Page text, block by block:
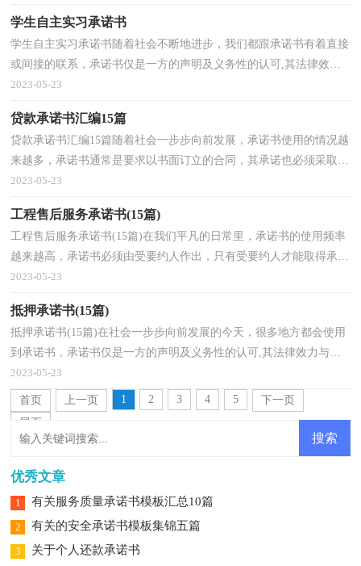
学生自主实习承诺书
学生自主实习承诺书随着社会不断地进步，我们都跟承诺书有着直接
或间接的联系，承诺书仅是一方的声明及义务性的认可,其法律效力
与合同是不同的。你知道承诺书怎样才能写的好吗？...
2023-05-23
贷款承诺书汇编15篇
贷款承诺书汇编15篇随着社会一步步向前发展，承诺书使用的情况越
来越多，承诺书通常是要求以书面订立的合同，其承诺也必须采取书
面形式。如何写一份恰当的承诺书呢？下面是小编为大...
2023-05-23
工程售后服务承诺书(15篇)
工程售后服务承诺书(15篇)在我们平凡的日常里，承诺书的使用频率
越来越高，承诺书必须由受要约人作出，只有受要约人才能取得承诺
的权利，受要约人以外的第三人不享有承诺的权利。那...
2023-05-23
抵押承诺书(15篇)
抵押承诺书(15篇)在社会一步步向前发展的今天，很多地方都会使用
到承诺书，承诺书仅是一方的声明及义务性的认可,其法律效力与合
同是不同的。如何写一份恰当的承诺书呢？以下是小...
2023-05-23
首页 上一页 1 2 3 4 5
下一页
尾页
优秀文章
1 有关服务质量承诺书模板汇总10篇
2 有关的安全承诺书模板集锦五篇
3 关于个人还款承诺书